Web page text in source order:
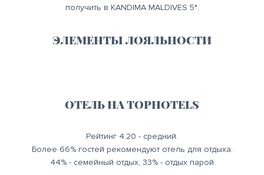
получить в KANDIMA MALDIVES 5*.
ЭЛЕМЕНТЫ ЛОЯЛЬНОСТИ
ОТЕЛЬ НА TOPHOTELS
Рейтинг 4.20 - средний.
Более 66% гостей рекомендуют отель для отдыха.
44% - семейный отдых, 33% - отдых парой